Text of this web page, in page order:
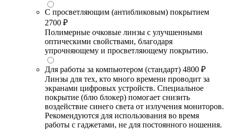
С просветляющим (антибликовым) покрытием
2700 ₽
Полимерные очковые линзы с улучшенными
оптическими свойствами, благодаря
упрочняющему и просветляющему покрытию.
Для работы за компьютером (стандарт) 4800 ₽
Линзы для тех, кто много времени проводит за
экранами цифровых устройств. Специальное
покрытие (блю блокер) помогает снизить
воздействие синего света от излучения мониторов.
Рекомендуются для использования во время
работы с гаджетами, не для постоянного ношения.